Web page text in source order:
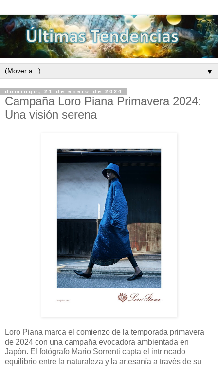
▼
domingo, 21 de enero de 2024
Campaña Loro Piana Primavera 2024:
Una visión serena
Loro Piana marca el comienzo de la temporada primavera
de 2024 con una campaña evocadora ambientada en
Japón. El fotógrafo Mario Sorrenti capta el intrincado
equilibrio entre la naturaleza y la artesanía a través de su